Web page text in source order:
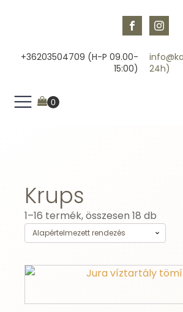
+36203504709 (H-P 09.00-
15:00)
24h)
Krups
1–16 termék, összesen 18 db